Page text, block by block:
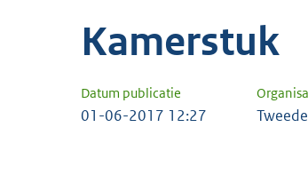
Kamerstuk
Datum publicatie
01-06-2017 12:27